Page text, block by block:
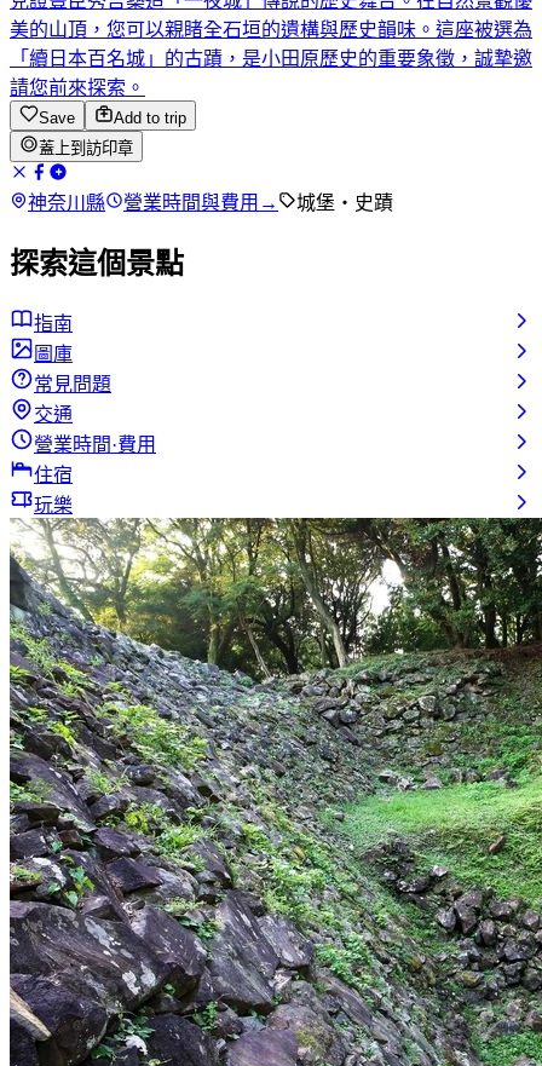
美的山頂，您可以親睹全石垣的遺構與歷史韻味。這座被選為
「續日本百名城」的古蹟，是小田原歷史的重要象徵，誠摯邀
請您前來探索。
Save
Add to trip
蓋上到訪印章
神奈川縣 營業時間與費用 → 城堡・史蹟
探索這個景點
指南
圖庫
常見問題
交通
營業時間·費用
住宿
玩樂